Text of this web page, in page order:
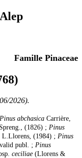
Famille Pinaceae
2026).
Pinus abchasica Carrière,
(1826) ; Pinus
(1984) ; Pinus
publ. ; Pinus
ceciliae (Llorens &